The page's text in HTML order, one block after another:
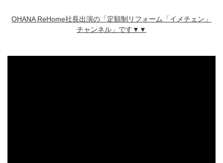
OHANA ReHome社長出演の「定額制リフォーム「イメチェン」
チャンネル」です▼▼